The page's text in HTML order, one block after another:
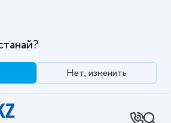
Нет, изменить